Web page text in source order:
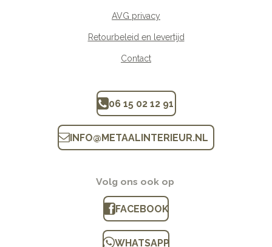
AVG privacy
Retourbeleid en levertijd
Contact
06 15 02 12 91
INFO@METAALINTERIEUR.NL
Volg ons ook op
FACEBOOK
WHATSAPP